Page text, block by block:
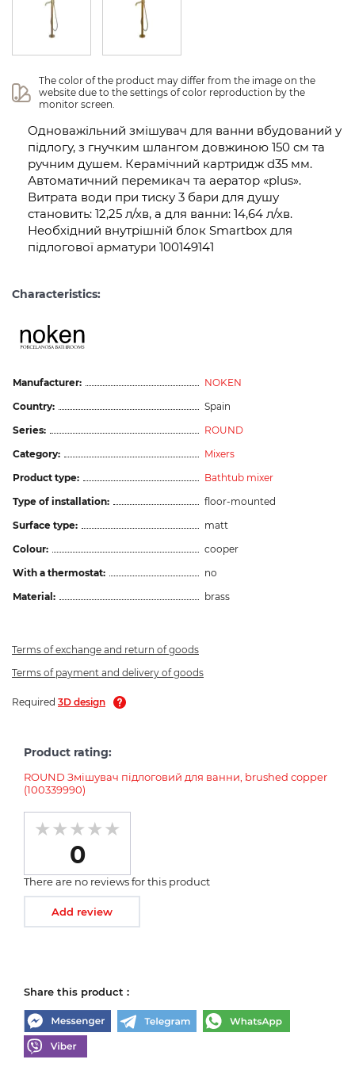
The color of the product may differ from the image on the
website due to the settings of color reproduction by the
monitor screen.
Одноважільний змішувач для ванни вбудований у
підлогу, з гнучким шлангом довжиною 150 см та
ручним душем. Керамічний картридж d35 мм.
Автоматичний перемикач та аератор «plus».
Витрата води при тиску 3 бари для душу
становить: 12,25 л/хв, а для ванни: 14,64 л/хв.
Необхідний внутрішній блок Smartbox для
підлогової арматури 100149141
Characteristics:
Manufacturer:
NOKEN
Country:
Spain
Series:
ROUND
Category:
Mixers
Product type:
Bathtub mixer
Type of installation:
floor-mounted
Surface type:
matt
Colour:
cooper
With a thermostat:
no
Material:
brass
Terms of exchange and return of goods
Terms of payment and delivery of goods
Required 3D design
Product rating:
ROUND Змішувач підлоговий для ванни, brushed copper
(100339990)
0
There are no reviews for this product
Add review
Share this product :